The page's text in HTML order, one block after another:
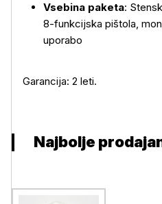
Vsebina paketa:
8-funkcijska pištola,
uporabo
Garancija: 2 leti.
Najbolje